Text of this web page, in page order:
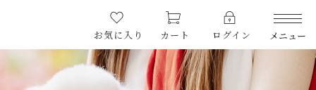
お気に入り カート ログイン メニュー
PRODUCTS
商品一覧